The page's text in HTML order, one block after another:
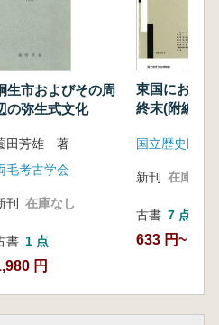
塚奥山遺跡、赤保木遺
原遺跡、荒城神社遺跡、
クレ遺跡、阿多粕遺跡、
牛垣内遺跡、丸山遺跡、
、上ヶ平遺跡Ⅱ、上岩野
190
193
197
204
生市およびその周
の弥生式文化
田芳雄 著
毛考古学会
刊 在庫なし
書 1 点
円
東国におけ
終末(附編)
掘調査報告
国立歴史民俗
新刊 在庫なし
古書 7 点
633 円~